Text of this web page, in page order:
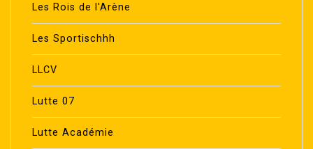
Les Rois de l'Arène
Les Sportischhh
LLCV
Lutte 07
Lutte Académie